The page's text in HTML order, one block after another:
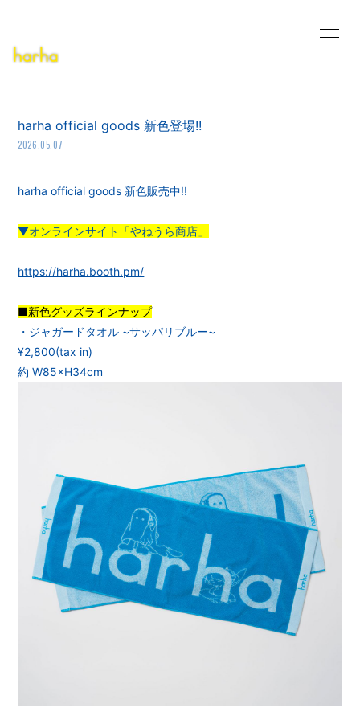
SCHEDULE
PROFILE
MUSIC VIDEO
PODCAST
DEMO
BLOG
CONTACT
無料会員登録 ログイン
harha official goods 新色登場!!
2026.05.07
harha official goods 新色販売中!!
▼オンラインサイト「やねうら商店」
https://harha.booth.pm/
■新色グッズラインナップ
・ジャガードタオル ~サッパリブルー~
¥2,800(tax in)
約 W85×H34cm